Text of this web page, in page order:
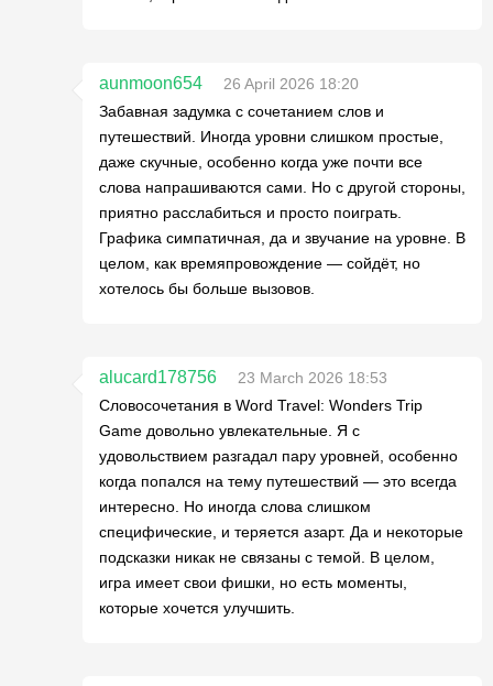
aunmoon654
26 April 2026 18:20
Забавная задумка с сочетанием слов и
путешествий. Иногда уровни слишком простые,
даже скучные, особенно когда уже почти все
слова напрашиваются сами. Но с другой стороны,
приятно расслабиться и просто поиграть.
Графика симпатичная, да и звучание на уровне. В
целом, как времяпровождение — сойдёт, но
хотелось бы больше вызовов.
alucard178756
23 March 2026 18:53
Словосочетания в Word Travel: Wonders Trip
Game довольно увлекательные. Я с
удовольствием разгадал пару уровней, особенно
когда попался на тему путешествий — это всегда
интересно. Но иногда слова слишком
специфические, и теряется азарт. Да и некоторые
подсказки никак не связаны с темой. В целом,
игра имеет свои фишки, но есть моменты,
которые хочется улучшить.